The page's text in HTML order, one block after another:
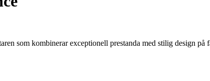
som kombinerar exceptionell prestanda med stilig design på